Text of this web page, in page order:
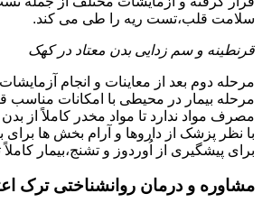
سلامت قلب،تست ریه را طی می کند.
قرنطینه و سم زدایی بدن معتاد در کهک
مرحله دوم بعد از معاینات و انجام
مرحله بیمار در محیطی با امکانات مناسب
مصرف مواد ندارد تا مواد مخدر کاملاً از
با نظر پزشک از داروها و آرام بخش ها برای
برای پیشگیری از اُوردوز و تشنج،بیمار
مشاوره و درمان روانشناختی ترک